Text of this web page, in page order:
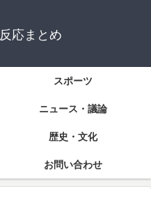
応まとめ
スポーツ
ニュース・議論
歴史・文化
お問い合わせ